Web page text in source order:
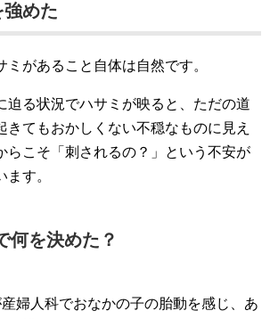
めた
ミがあること自体は自然です。
迫る状況でハサミが映ると、ただの道
きてもおかしくない不穏なものに見え
らこそ「刺されるの？」という不安が
す。
何を決めた？
婦人科でおなかの子の胎動を感じ、あ